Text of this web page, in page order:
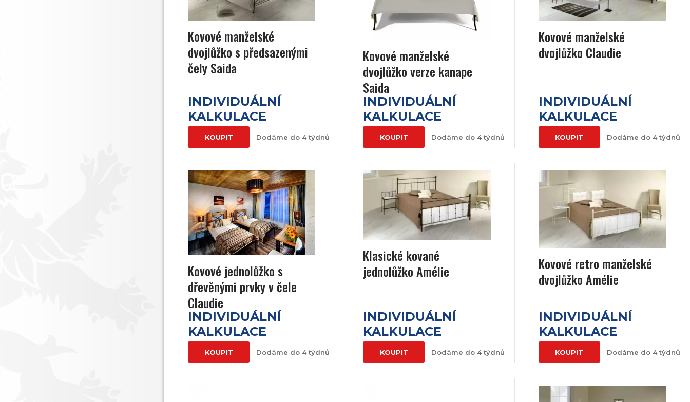
Kovové manželské
dvojlůžko s předsazenými
čely Saida
INDIVIDUÁLNÍ
KALKULACE
KOUPIT Dodáme do 4 týdnů
Kovové manželské
dvojlůžko verze kanape
Saida
INDIVIDUÁLNÍ
KALKULACE
KOUPIT Dodáme do 4 týdnů
Kovové manželské
dvojlůžko Claudie
INDIVIDUÁLNÍ
KALKULACE
KOUPIT Dodáme do 4 týdnů
Kovové jednolůžko s
dřevěnými prvky v čele
Claudie
INDIVIDUÁLNÍ
KALKULACE
KOUPIT Dodáme do 4 týdnů
Klasické kované
jednolůžko Amélie
INDIVIDUÁLNÍ
KALKULACE
KOUPIT Dodáme do 4 týdnů
Kovové retro manželské
dvojlůžko Amélie
INDIVIDUÁLNÍ
KALKULACE
KOUPIT Dodáme do 4 týdnů